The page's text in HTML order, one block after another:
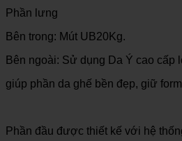
Phần lưng
Bên trong: Mút UB20Kg.
Bên ngoài: Sử dụng Da Ý cao cấp
giúp phần da ghế bền đẹp, giữ
Phần đầu được thiết kế với hệ